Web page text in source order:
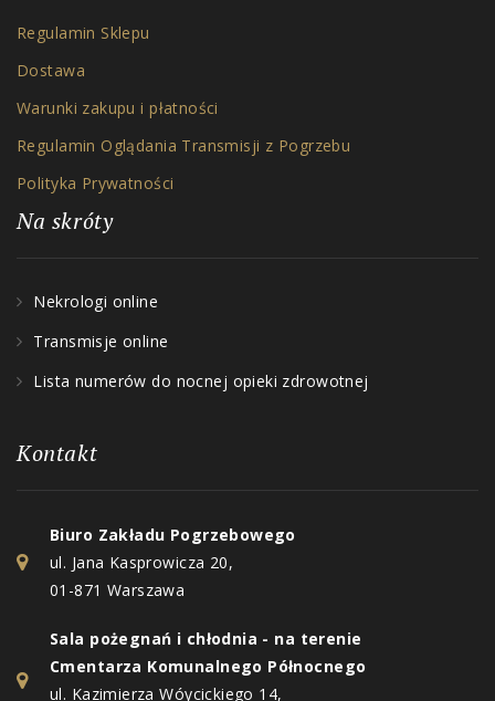
Regulamin Sklepu
Dostawa
Warunki zakupu i płatności
Regulamin Oglądania Transmisji z Pogrzebu
Polityka Prywatności
Na skróty
Nekrologi online
Transmisje online
Lista numerów do nocnej opieki zdrowotnej
Kontakt
Biuro Zakładu Pogrzebowego
ul. Jana Kasprowicza 20,
01-871 Warszawa
Sala pożegnań i chłodnia - na terenie
Cmentarza Komunalnego Północnego
ul. Kazimierza Wóycickiego 14,